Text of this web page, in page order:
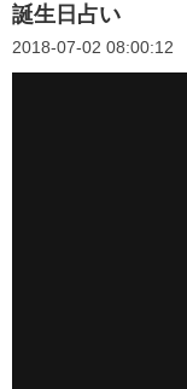
誕生日占い
2018-07-02 08:00:12